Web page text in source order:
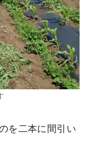
を二本に間引い